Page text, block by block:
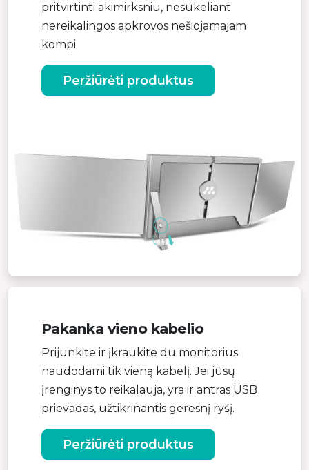
pritvirtinti akimirksniu, nesukeliant
nereikalingos apkrovos nešiojamajam
kompi
Peržiūrėti produktus
Pakanka vieno kabelio
Prijunkite ir įkraukite du monitorius
naudodami tik vieną kabelį. Jei jūsų
įrenginys to reikalauja, yra ir antras USB
prievadas, užtikrinantis geresnį ryšį.
Peržiūrėti produktus